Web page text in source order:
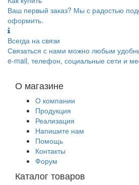
Ваш первый заказ? Мы с радостью
оформить.
Всегда на связи
Связаться с нами можно любым
e-mail, телефон, социальные сети и
О магазине
О компании
Продукция
Реализация
Напишите нам
Помощь
Контакты
Форум
Каталог товаров